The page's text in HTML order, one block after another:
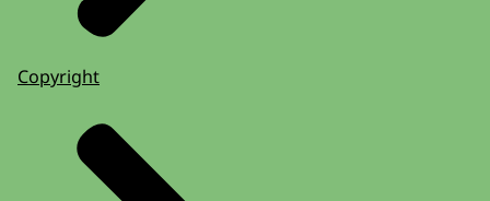
Copyright